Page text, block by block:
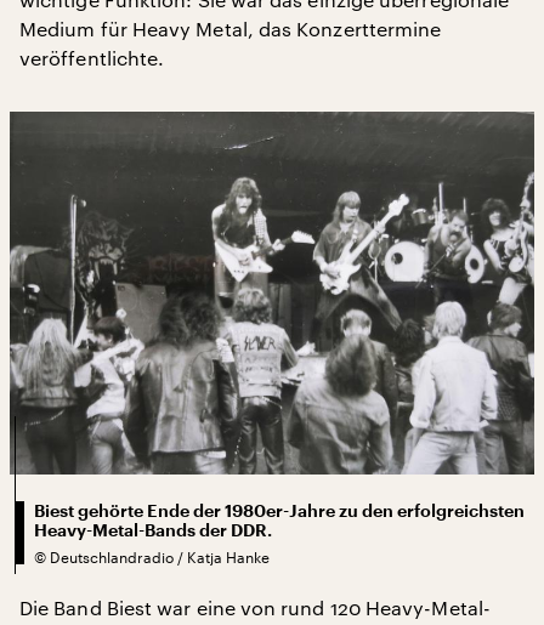
Medium für Heavy Metal, das Konzerttermine
veröffentlichte.
Biest gehörte Ende der 1980er-Jahre zu den erfolgreichsten
Heavy-Metal-Bands der DDR.
© Deutschlandradio / Katja Hanke
Die Band Biest war eine von rund 120 Heavy-Metal-